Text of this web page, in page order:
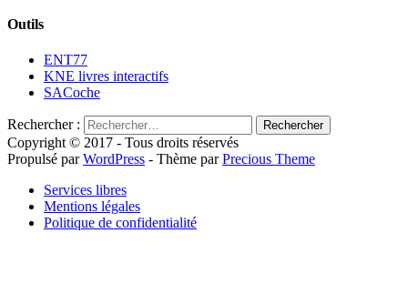
Outils
ENT77
KNE livres interactifs
SACoche
Rechercher :
Copyright © 2017 - Tous droits réservés
Propulsé parWordPress - Thème parPrecious Theme
Services libres
Mentions légales
Politique de confidentialité